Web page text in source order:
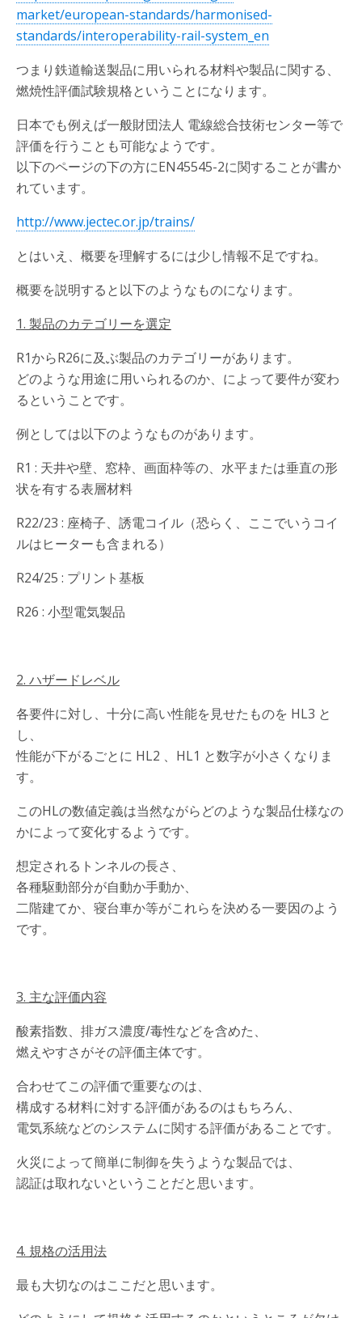
market/european-standards/harmonised-
standards/interoperability-rail-system_en
つまり鉄道輸送製品に用いられる材料や製品に関する、
燃焼性評価試験規格ということになります。
日本でも例えば一般財団法人 電線総合技術センター等で
評価を行うことも可能なようです。
以下のページの下の方にEN45545-2に関することが書か
れています。
http://www.jectec.or.jp/trains/
とはいえ、概要を理解するには少し情報不足ですね。
概要を説明すると以下のようなものになります。
1. 製品のカテゴリーを選定
R1からR26に及ぶ製品のカテゴリーがあります。
どのような用途に用いられるのか、によって要件が変わ
るということです。
例としては以下のようなものがあります。
R1 : 天井や壁、窓枠、画面枠等の、水平または垂直の形
状を有する表層材料
R22/23 : 座椅子、誘電コイル（恐らく、ここでいうコイ
ルはヒーターも含まれる）
R24/25 : プリント基板
R26 : 小型電気製品
2. ハザードレベル
各要件に対し、十分に高い性能を見せたものを HL3 と
し、
性能が下がるごとに HL2 、HL1 と数字が小さくなりま
す。
このHLの数値定義は当然ながらどのような製品仕様なの
かによって変化するようです。
想定されるトンネルの長さ、
各種駆動部分が自動か手動か、
二階建てか、寝台車か等がこれらを決める一要因のよう
です。
3. 主な評価内容
酸素指数、排ガス濃度/毒性などを含めた、
燃えやすさがその評価主体です。
合わせてこの評価で重要なのは、
構成する材料に対する評価があるのはもちろん、
電気系統などのシステムに関する評価があることです。
火災によって簡単に制御を失うような製品では、
認証は取れないということだと思います。
4. 規格の活用法
最も大切なのはここだと思います。